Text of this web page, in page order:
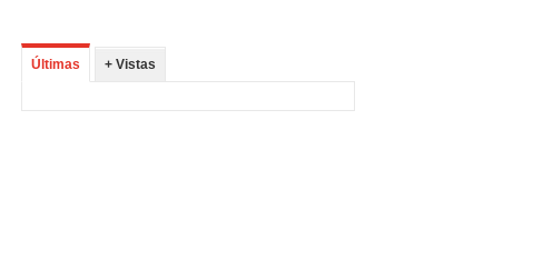
Últimas + Vistas